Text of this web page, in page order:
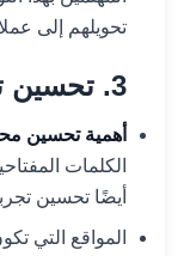
تحويلهم إلى
3. تحسين تجربة المستخدم (UX)
أهمية تحسين
الكلمات
أيضًا تحسين
المواقع التي